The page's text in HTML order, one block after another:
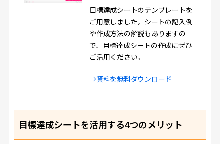
目標達成シートのテンプレートを
ご用意しました。シートの記入例
や作成方法の解説もありますの
で、目標達成シートの作成にぜひ
ご活用ください。
⇒資料を無料ダウンロード
目標達成シートを活用する4つのメリット